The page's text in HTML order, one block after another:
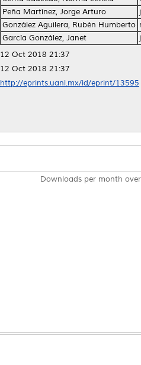
Peña Martínez, Jorge Arturo
González Aguilera, Rubén Humberto
García González, Janet
12 Oct 2018 21:37
12 Oct 2018 21:37
http://eprints.uanl.mx/id/eprint/13595
Downloads per month